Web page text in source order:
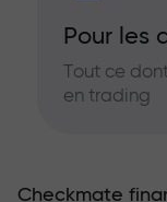
Pour les
Tout ce
en trading
Checkmate